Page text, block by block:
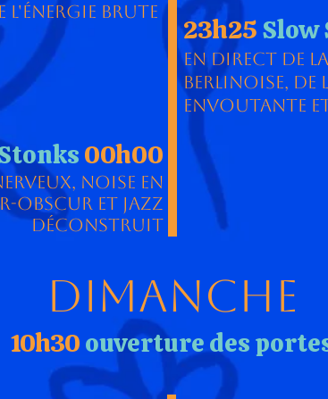
l'énergie brute
23h25Slow
En direct de
berlinoise,
envoutante
Dimanche
00h00
noise en
obscur et jazz
déconstruit
10h30ouverture des